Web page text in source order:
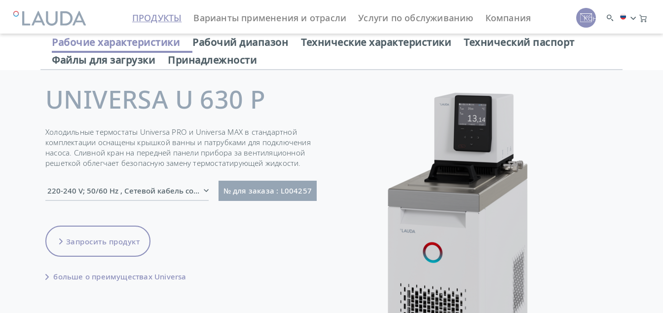
ПРОДУКТЫ Варианты применения и отрасли Услуги по обслуживанию Компания Контакты
LAUDA Термостатирующие устройства Термостаты Охлаждающие термостаты Universa
UNIVERSA U 630 P
Холодильные термостаты Universa PRO и Universa MAX в стандартной
комплектации оснащены крышкой ванны и патрубками для подключения
насоса. Сливной кран на передней панели прибора за вентиляционной
решеткой облегчает безопасную замену термостатирующей жидкости.
220-240 V; 50/60 Hz , Сетевой кабель со штекером (GB2099, 15934)
№ для заказа : L004257
Запросить продукт
больше о преимуществах Universa
Рабочие характеристики Рабочий диапазон Технические характеристики
Технический паспорт
Файлы для загрузки
Принадлежности